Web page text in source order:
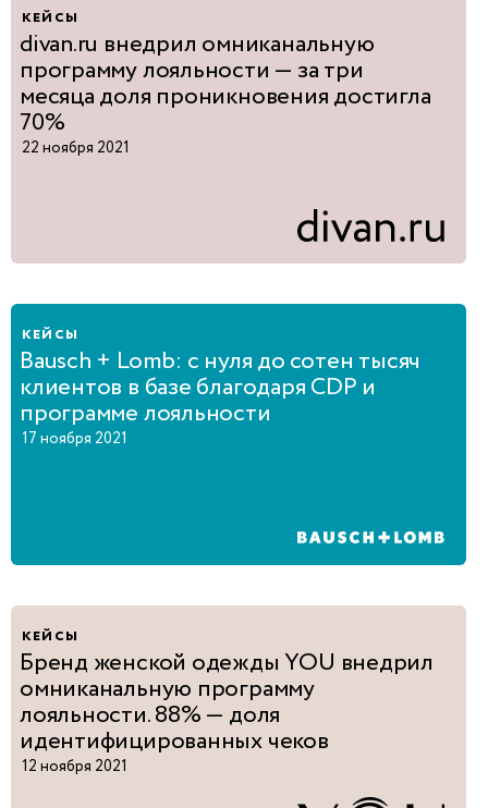
кейсы
divan.ru внедрил омниканальную
программу лояльности — за три
месяца доля проникновения достигла
70%
22 ноября 2021
кейсы
Bausch + Lomb: с нуля до сотен тысяч
клиентов в базе благодаря CDP и
программе лояльности
17 ноября 2021
кейсы
Бренд женской одежды YOU внедрил
омниканальную программу
лояльности. 88% — доля
идентифицированных чеков
12 ноября 2021